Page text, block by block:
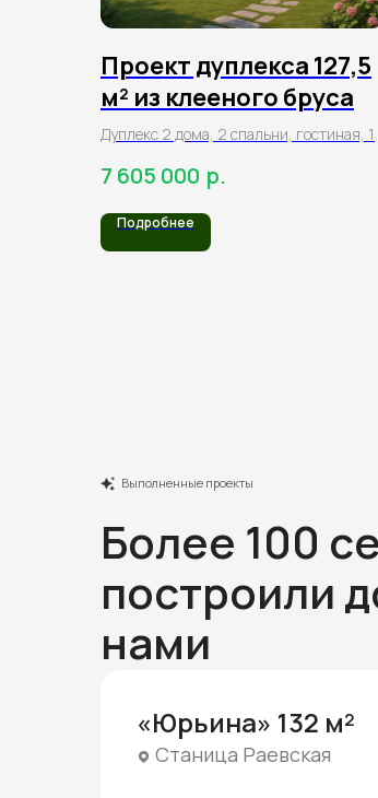
Проект дуплекса 127,5
м² из клееного бруса
Дуплекс 2 дома, 2 спальни, гостиная, 1
7 605 000 р.
Подробнее
Более 100
построили
нами
Выполненные проекты
«Юрьина» 132 м²
Станица Раевская